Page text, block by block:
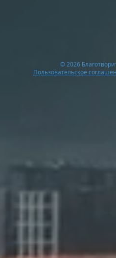
© 2026
Пользовательское